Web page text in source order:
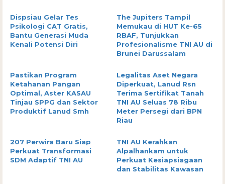
Dispsiau Gelar Tes
Psikologi CAT Gratis,
Bantu Generasi Muda
Kenali Potensi Diri
The Jupiters Tampil
Memukau di HUT Ke-65
RBAF, Tunjukkan
Profesionalisme TNI AU di
Brunei Darussalam
Pastikan Program
Ketahanan Pangan
Optimal, Aster KASAU
Tinjau SPPG dan Sektor
Produktif Lanud Smh
Legalitas Aset Negara
Diperkuat, Lanud Rsn
Terima Sertifikat Tanah
TNI AU Seluas 78 Ribu
Meter Persegi dari BPN
Riau
207 Perwira Baru Siap
Perkuat Transformasi
SDM Adaptif TNI AU
TNI AU Kerahkan
Alpalhankam untuk
Perkuat Kesiapsiagaan
dan Stabilitas Kawasan